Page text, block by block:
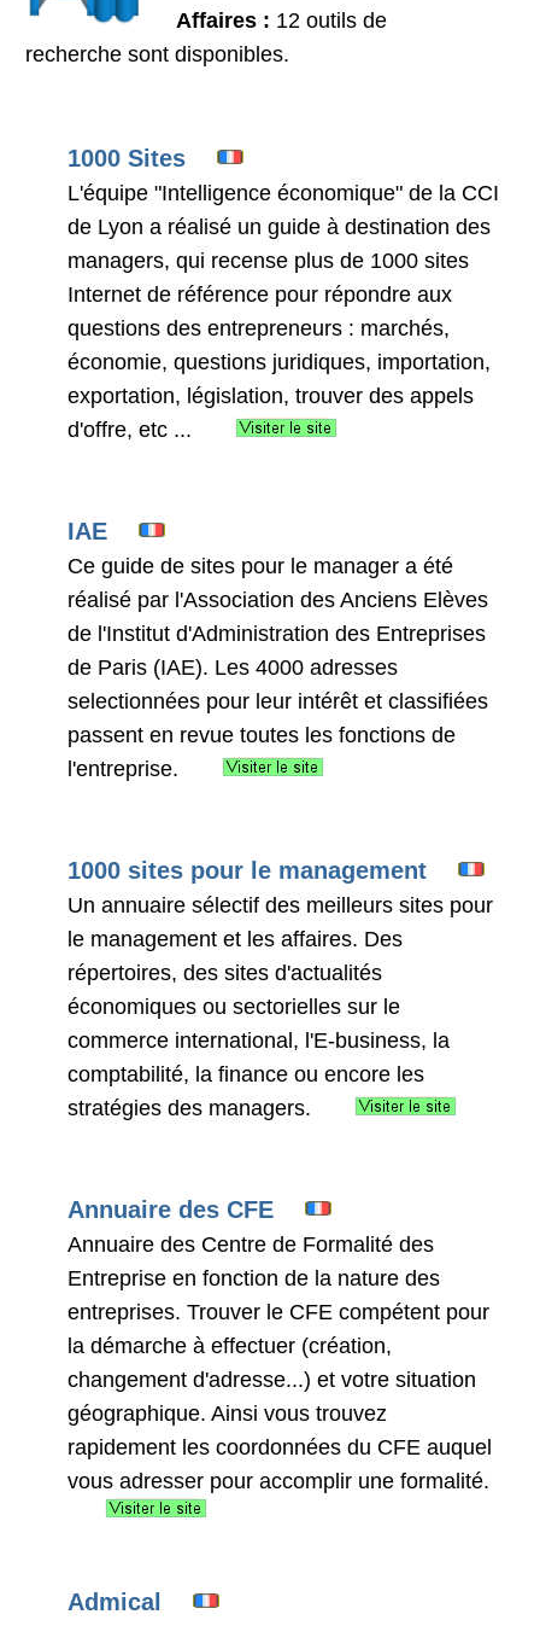
Affaires : 12 outils de
recherche sont disponibles.
1000 Sites
L'équipe "Intelligence économique" de la CCI
de Lyon a réalisé un guide à destination des
managers, qui recense plus de 1000 sites
Internet de référence pour répondre aux
questions des entrepreneurs : marchés,
économie, questions juridiques, importation,
exportation, législation, trouver des appels
d'offre, etc ...
IAE
Ce guide de sites pour le manager a été
réalisé par l'Association des Anciens Elèves
de l'Institut d'Administration des Entreprises
de Paris (IAE). Les 4000 adresses
selectionnées pour leur intérêt et classifiées
passent en revue toutes les fonctions de
l'entreprise.
1000 sites pour le management
Un annuaire sélectif des meilleurs sites pour
le management et les affaires. Des
répertoires, des sites d'actualités
économiques ou sectorielles sur le
commerce international, l'E-business, la
comptabilité, la finance ou encore les
stratégies des managers.
Annuaire des CFE
Annuaire des Centre de Formalité des
Entreprise en fonction de la nature des
entreprises. Trouver le CFE compétent pour
la démarche à effectuer (création,
changement d'adresse...) et votre situation
géographique. Ainsi vous trouvez
rapidement les coordonnées du CFE auquel
vous adresser pour accomplir une formalité.
Admical